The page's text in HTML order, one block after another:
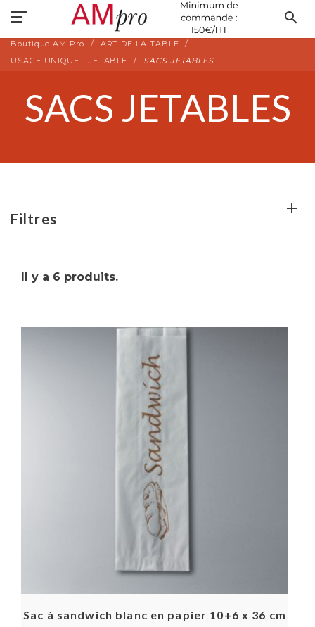
search
Boutique AM Pro
ART DE LA TABLE
USAGE UNIQUE - JETABLE
SACS JETABLES
SACS JETABLES
Filtres
Il y a 6 produits.
Sac à sandwich blanc en papier 10+6 x 36 cm